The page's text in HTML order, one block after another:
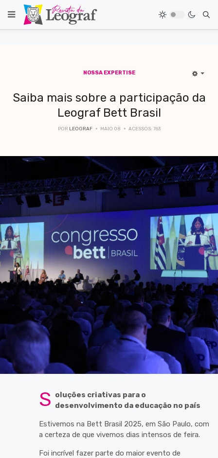
NOSSA EXPERTISE
Saiba mais sobre a participação da
Leograf Bett Brasil
POR LEOGRAF MAIO 08 ACESSOS: 763
S oluções criativas para o
desenvolvimento da educação no país
Estivemos na Bett Brasil 2025, em São Paulo, com
a certeza de que vivemos dias intensos de feira.
Foi incrível fazer parte do maior evento de